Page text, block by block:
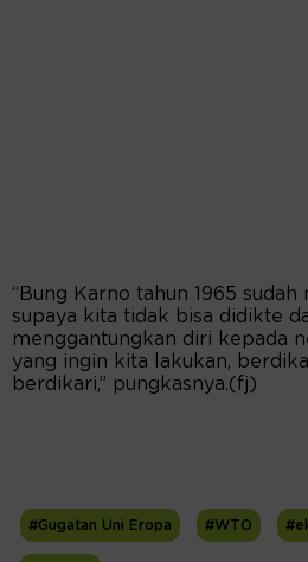
“Bung Karno tahun 1965
supaya kita tidak bisa didikte
menggantungkan diri kepada
yang ingin kita lakukan,
berdikari,” pungkasnya.(fj)
#Gugatan Uni Eropa #WTO